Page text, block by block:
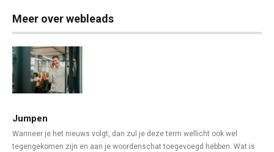
Meer over webleads
Jumpen
Wanneer je het nieuws volgt, dan zul je deze term wellicht ook wel
tegengekomen zijn en aan je woordenschat toegevoegd hebben. Wat is